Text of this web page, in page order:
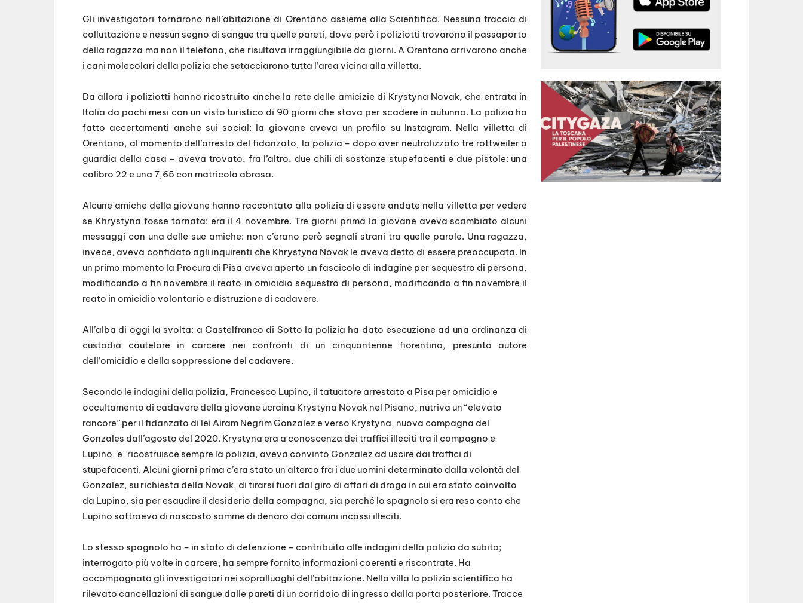
Gli investigatori tornarono nell’abitazione di Orentano assieme alla Scientifica. Nessuna traccia di
colluttazione e nessun segno di sangue tra quelle pareti, dove però i poliziotti trovarono il passaporto
della ragazza ma non il telefono, che risultava irraggiungibile da giorni. A Orentano arrivarono anche
i cani molecolari della polizia che setacciarono tutta l’area vicina alla villetta.
Da allora i poliziotti hanno ricostruito anche la rete delle amicizie di Krystyna Novak, che entrata in
Italia da pochi mesi con un visto turistico di 90 giorni che stava per scadere in autunno. La polizia ha
fatto accertamenti anche sui social: la giovane aveva un profilo su Instagram. Nella villetta di
Orentano, al momento dell’arresto del fidanzato, la polizia – dopo aver neutralizzato tre rottweiler a
guardia della casa – aveva trovato, fra l’altro, due chili di sostanze stupefacenti e due pistole: una
calibro 22 e una 7,65 con matricola abrasa.
Alcune amiche della giovane hanno raccontato alla polizia di essere andate nella villetta per vedere
se Khrystyna fosse tornata: era il 4 novembre. Tre giorni prima la giovane aveva scambiato alcuni
messaggi con una delle sue amiche: non c’erano però segnali strani tra quelle parole. Una ragazza,
invece, aveva confidato agli inquirenti che Khrystyna Novak le aveva detto di essere preoccupata. In
un primo momento la Procura di Pisa aveva aperto un fascicolo di indagine per sequestro di persona,
modificando a fin novembre il reato in omicidio sequestro di persona, modificando a fin novembre il
reato in omicidio volontario e distruzione di cadavere.
All’alba di oggi la svolta: a Castelfranco di Sotto la polizia ha dato esecuzione ad una ordinanza di
custodia cautelare in carcere nei confronti di un cinquantenne fiorentino, presunto autore
dell’omicidio e della soppressione del cadavere.
Secondo le indagini della polizia, Francesco Lupino, il tatuatore arrestato a Pisa per omicidio e
occultamento di cadavere della giovane ucraina Krystyna Novak nel Pisano, nutriva un “elevato
rancore” per il fidanzato di lei Airam Negrim Gonzalez e verso Krystyna, nuova compagna del
Gonzales dall’agosto del 2020. Krystyna era a conoscenza dei traffici illeciti tra il compagno e
Lupino, e, ricostruisce sempre la polizia, aveva convinto Gonzalez ad uscire dai traffici di
stupefacenti. Alcuni giorni prima c’era stato un alterco fra i due uomini determinato dalla volontà del
Gonzalez, su richiesta della Novak, di tirarsi fuori dal giro di affari di droga in cui era stato coinvolto
da Lupino, sia per esaudire il desiderio della compagna, sia perché lo spagnolo si era reso conto che
Lupino sottraeva di nascosto somme di denaro dai comuni incassi illeciti.
Lo stesso spagnolo ha – in stato di detenzione – contribuito alle indagini della polizia da subito;
interrogato più volte in carcere, ha sempre fornito informazioni coerenti e riscontrate. Ha
accompagnato gli investigatori nei sopralluoghi dell’abitazione. Nella villa la polizia scientifica ha
rilevato cancellazioni di sangue dalle pareti di un corridoio di ingresso dalla porta posteriore. Tracce